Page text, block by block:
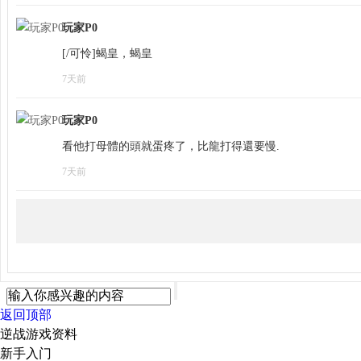
玩家P0
7天前
玩家P0
看他打母體的頭就蛋疼了，比龍打得還要慢.
7天前
返回顶部
逆战游戏资料
新手入门